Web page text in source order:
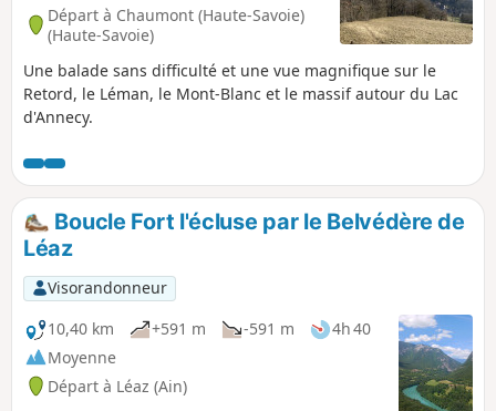
Départ à Chaumont (Haute-Savoie)
(Haute-Savoie)
Une balade sans difficulté et une vue magnifique sur le
Retord, le Léman, le Mont-Blanc et le massif autour du Lac
d'Annecy.
Boucle Fort l'écluse par le Belvédère de
Léaz
Visorandonneur
10,40 km
+591 m -591 m
4h 40
Moyenne
Départ à Léaz (Ain)